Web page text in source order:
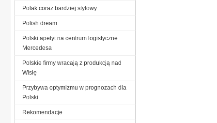
Polak coraz bardziej stylowy
Polish dream
Polski apetyt na centrum logistyczne
Mercedesa
Polskie firmy wracają z produkcją nad
Wisłę
Przybywa optymizmu w prognozach dla
Polski
Rekomendacje